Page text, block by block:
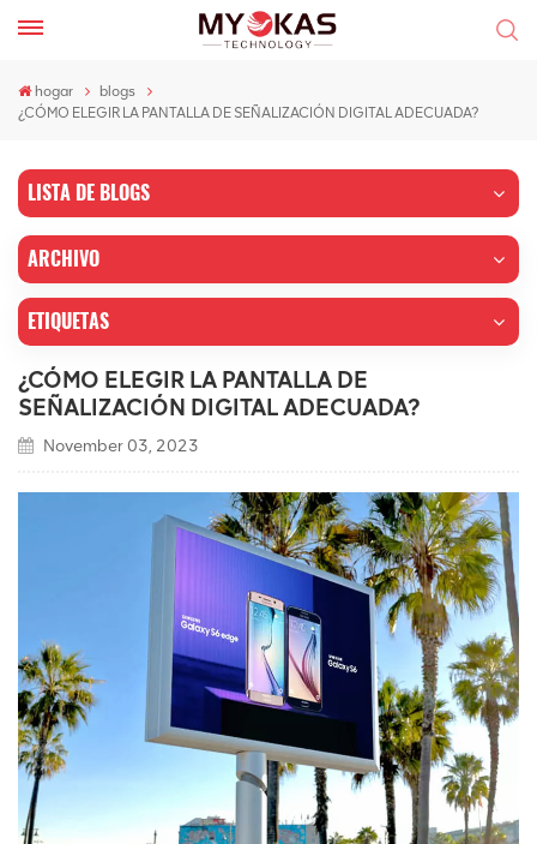
hogar
blogs
¿CÓMO ELEGIR LA PANTALLA DE SEÑALIZACIÓN DIGITAL ADECUADA?
LISTA DE BLOGS
ARCHIVO
ETIQUETAS
¿CÓMO ELEGIR LA PANTALLA DE
SEÑALIZACIÓN DIGITAL ADECUADA?
November 03, 2023